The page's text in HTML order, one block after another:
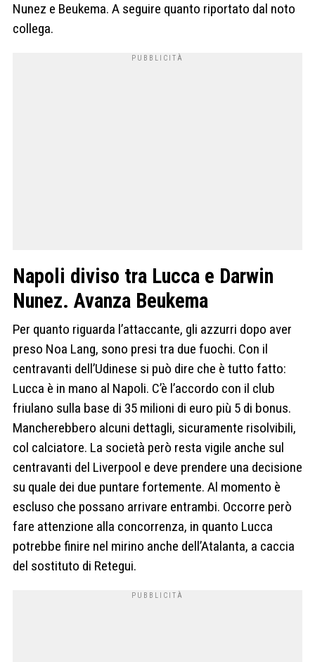
Nunez e Beukema. A seguire quanto riportato dal noto
collega.
Napoli diviso tra Lucca e Darwin
Nunez. Avanza Beukema
Per quanto riguarda l’attaccante, gli azzurri dopo aver
preso Noa Lang, sono presi tra due fuochi. Con il
centravanti dell’Udinese si può dire che è tutto fatto:
Lucca è in mano al Napoli. C’è l’accordo con il club
friulano sulla base di 35 milioni di euro più 5 di bonus.
Mancherebbero alcuni dettagli, sicuramente risolvibili,
col calciatore. La società però resta vigile anche sul
centravanti del Liverpool e deve prendere una decisione
su quale dei due puntare fortemente. Al momento è
escluso che possano arrivare entrambi. Occorre però
fare attenzione alla concorrenza, in quanto Lucca
potrebbe finire nel mirino anche dell’Atalanta, a caccia
del sostituto di Retegui.